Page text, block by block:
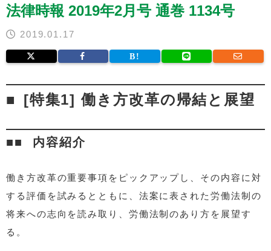
法律時報 2019年2月号 通巻 1134号
2019.01.17
[特集1] 働き方改革の帰結と展望
内容紹介
働き方改革の重要事項をピックアップし、その内容に対
する評価を試みるとともに、法案に表された労働法制の
将来への志向を読み取り、労働法制のあり方を展望す
る。